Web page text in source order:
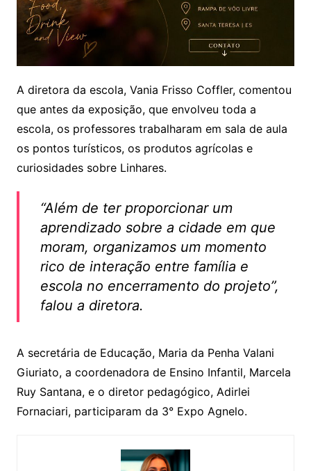
A diretora da escola, Vania Frisso Coffler, comentou
que antes da exposição, que envolveu toda a
escola, os professores trabalharam em sala de aula
os pontos turísticos, os produtos agrícolas e
curiosidades sobre Linhares.
“Além de ter proporcionar um
aprendizado sobre a cidade em que
moram, organizamos um momento
rico de interação entre família e
escola no encerramento do projeto”,
falou a diretora.
A secretária de Educação, Maria da Penha Valani
Giuriato, a coordenadora de Ensino Infantil, Marcela
Ruy Santana, e o diretor pedagógico, Adirlei
Fornaciari, participaram da 3° Expo Agnelo.